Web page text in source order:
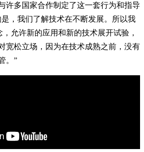
许多国家合作制定了这一套行为和指导
，我们了解技术在不断发展。所以我
，允许新的应用和新的技术展开试验，
宽松立场，因为在技术成熟之前，没有
。”